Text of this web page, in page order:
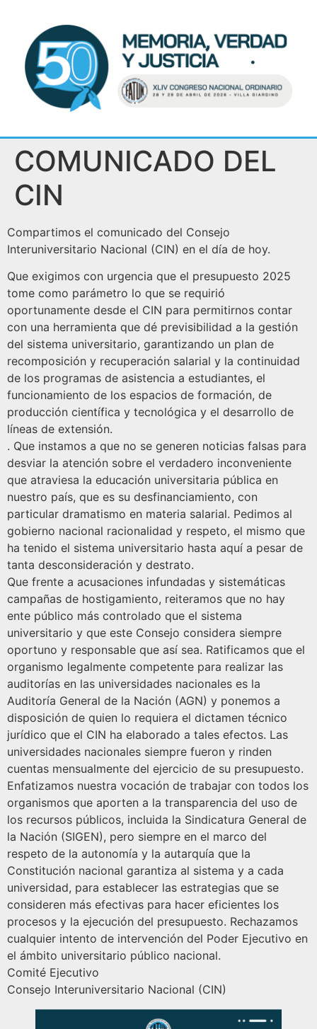
COMUNICADO DEL
CIN
Compartimos el comunicado del Consejo
Interuniversitario Nacional (CIN) en el día de hoy.
Que exigimos con urgencia que el presupuesto 2025
tome como parámetro lo que se requirió
oportunamente desde el CIN para permitirnos contar
con una herramienta que dé previsibilidad a la gestión
del sistema universitario, garantizando un plan de
recomposición y recuperación salarial y la continuidad
de los programas de asistencia a estudiantes, el
funcionamiento de los espacios de formación, de
producción científica y tecnológica y el desarrollo de
líneas de extensión.
. Que instamos a que no se generen noticias falsas para
desviar la atención sobre el verdadero inconveniente
que atraviesa la educación universitaria pública en
nuestro país, que es su desfinanciamiento, con
particular dramatismo en materia salarial. Pedimos al
gobierno nacional racionalidad y respeto, el mismo que
ha tenido el sistema universitario hasta aquí a pesar de
tanta desconsideración y destrato.
Que frente a acusaciones infundadas y sistemáticas
campañas de hostigamiento, reiteramos que no hay
ente público más controlado que el sistema
universitario y que este Consejo considera siempre
oportuno y responsable que así sea. Ratificamos que el
organismo legalmente competente para realizar las
auditorías en las universidades nacionales es la
Auditoría General de la Nación (AGN) y ponemos a
disposición de quien lo requiera el dictamen técnico
jurídico que el CIN ha elaborado a tales efectos. Las
universidades nacionales siempre fueron y rinden
cuentas mensualmente del ejercicio de su presupuesto.
Enfatizamos nuestra vocación de trabajar con todos los
organismos que aporten a la transparencia del uso de
los recursos públicos, incluida la Sindicatura General de
la Nación (SIGEN), pero siempre en el marco del
respeto de la autonomía y la autarquía que la
Constitución nacional garantiza al sistema y a cada
universidad, para establecer las estrategias que se
consideren más efectivas para hacer eficientes los
procesos y la ejecución del presupuesto. Rechazamos
cualquier intento de intervención del Poder Ejecutivo en
el ámbito universitario público nacional.
Comité Ejecutivo
Consejo Interuniversitario Nacional (CIN)